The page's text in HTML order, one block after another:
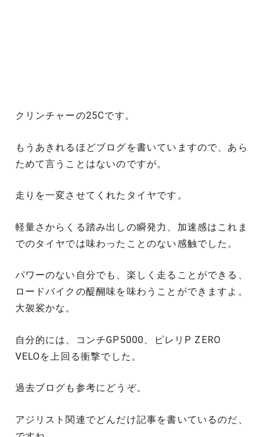
クリンチャーの25Cです。
もうあきれるほどブログを書いていますので、あら
ためて言うことはないのですが。
走りを一変させてくれたタイヤです。
軽量さからくる踏み出しの瞬発力、加速感はこれま
でのタイヤでは味わったことのない感触でした。
パワーのない自分でも、楽しく走ることができる、
ロードバイクの醍醐味を味わうことができますよ。
大袈裟かな。
自分的には、コンチGP5000、ピレリP ZERO
VELOを上回る衝撃でした。
過去ブログも参考にどうぞ。
アジリスト関連でどんだけ記事を書いているのだ、